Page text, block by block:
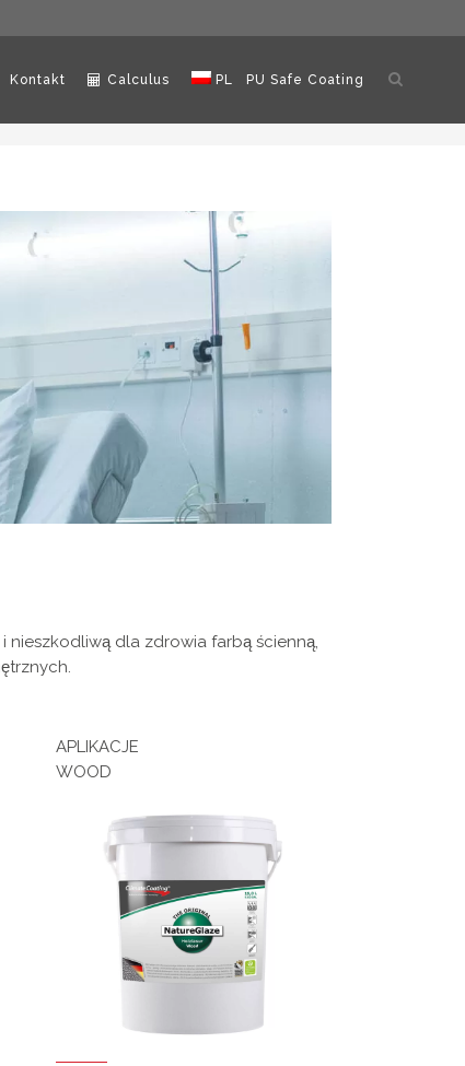
Otwórz
Kontakt Calculus PL PU Safe Coating
nieszkodliwą dla zdrowia farbą ścienną,
APLIKACJE
WOOD